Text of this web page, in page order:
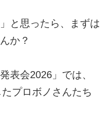
と思ったら、まずは
か？
表会2026」では、
プロボノさんたち